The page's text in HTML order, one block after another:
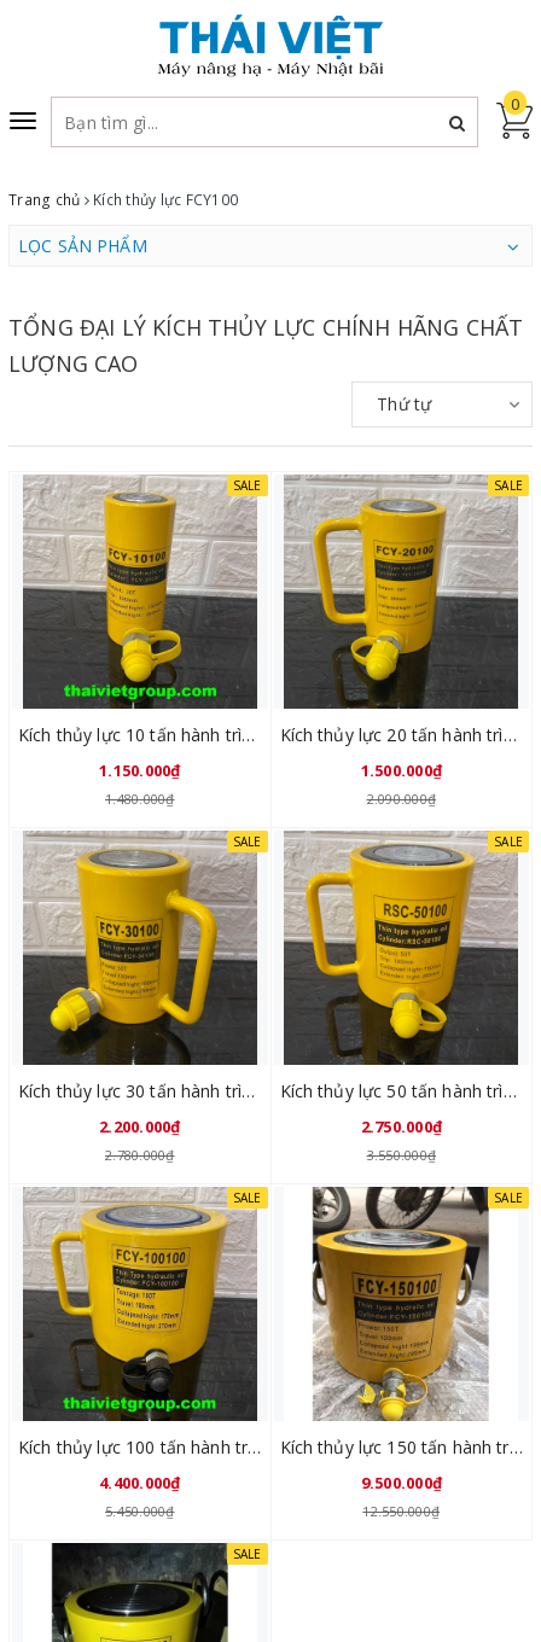
Toggle
navigation
0
Trang chủ Kích thủy lực FCY100
LỌC SẢN PHẨM
TỔNG ĐẠI LÝ KÍCH THỦY LỰC CHÍNH HÃNG CHẤT
LƯỢNG CAO
Thứ tự
SALE
Kích thủy lực 10 tấn hành trình 100mm FCY-10100
1.150.000₫
1.480.000₫
SALE
Kích thủy lực 20 tấn hành trình 100mm FCY-20100
1.500.000₫
2.090.000₫
SALE
Kích thủy lực 30 tấn hành trình 100mm FCY-30100
2.200.000₫
2.780.000₫
SALE
Kích thủy lực 50 tấn hành trình 100mm FCY-50100
2.750.000₫
3.550.000₫
SALE
Kích thủy lực 100 tấn hành trình 100mm FCY-100100
4.400.000₫
5.450.000₫
SALE
Kích thủy lực 150 tấn hành trình 100mm FCY-150100
9.500.000₫
12.550.000₫
SALE